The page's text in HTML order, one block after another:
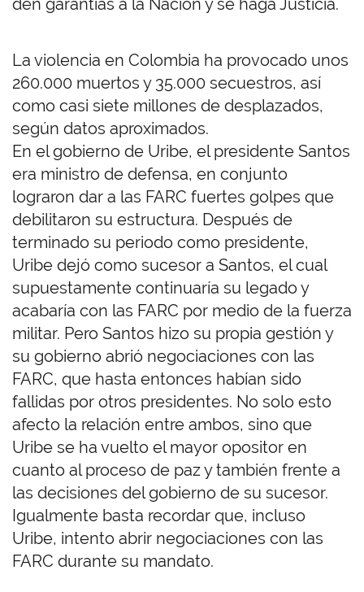
den garantías a la Nación y se haga Justicia.
La violencia en Colombia ha provocado unos
260.000 muertos y 35.000 secuestros, así
como casi siete millones de desplazados,
según datos aproximados.
En el gobierno de Uribe, el presidente Santos
era ministro de defensa, en conjunto
lograron dar a las FARC fuertes golpes que
debilitaron su estructura. Después de
terminado su periodo como presidente,
Uribe dejó como sucesor a Santos, el cual
supuestamente continuaría su legado y
acabaría con las FARC por medio de la fuerza
militar. Pero Santos hizo su propia gestión y
su gobierno abrió negociaciones con las
FARC, que hasta entonces habían sido
fallidas por otros presidentes. No solo esto
afecto la relación entre ambos, sino que
Uribe se ha vuelto el mayor opositor en
cuanto al proceso de paz y también frente a
las decisiones del gobierno de su sucesor.
Igualmente basta recordar que, incluso
Uribe, intento abrir negociaciones con las
FARC durante su mandato.